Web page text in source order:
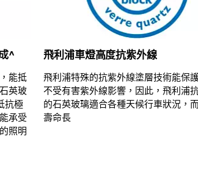
^
能抵
英玻
抗極
承受
照明
飛利浦車燈高度抗紫外線
飛利浦特殊的抗紫外線塗層技術能保
不受有害紫外線影響，因此，飛利浦
的石英玻璃適合各種天候行車狀況，
壽命長